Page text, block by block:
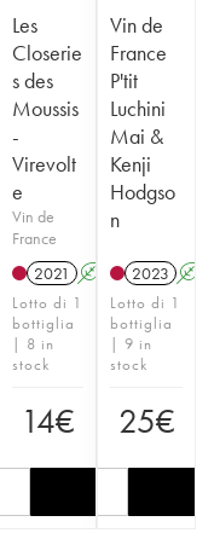
Les
Closerie
s des
Moussis
-
Virevolt
e
Vin de
France
2021 A K
Lotto di 1
bottiglia
| 8 in
stock
14€
Vin de
France
P'tit
Luchini
Mai &
Kenji
Hodgso
n
2023 A
Lotto di 1
bottiglia
| 9 in
stock
25€